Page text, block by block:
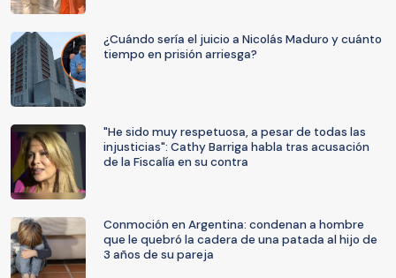
¿Cuándo sería el juicio a Nicolás Maduro y cuánto
tiempo en prisión arriesga?
"He sido muy respetuosa, a pesar de todas las
injusticias": Cathy Barriga habla tras acusación
de la Fiscalía en su contra
Conmoción en Argentina: condenan a hombre
que le quebró la cadera de una patada al hijo de
3 años de su pareja